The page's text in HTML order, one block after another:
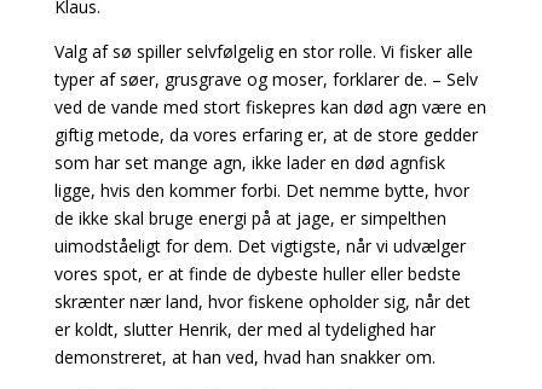
Klaus.
Valg af sø spiller selvfølgelig en stor rolle. Vi fisker alle
typer af søer, grusgrave og moser, forklarer de. – Selv
ved de vande med stort fiskepres kan død agn være en
giftig metode, da vores erfaring er, at de store gedder
som har set mange agn, ikke lader en død agnfisk
ligge, hvis den kommer forbi. Det nemme bytte, hvor
de ikke skal bruge energi på at jage, er simpelthen
uimodståeligt for dem. Det vigtigste, når vi udvælger
vores spot, er at finde de dybeste huller eller bedste
skrænter nær land, hvor fiskene opholder sig, når det
er koldt, slutter Henrik, der med al tydelighed har
demonstreret, at han ved, hvad han snakker om.